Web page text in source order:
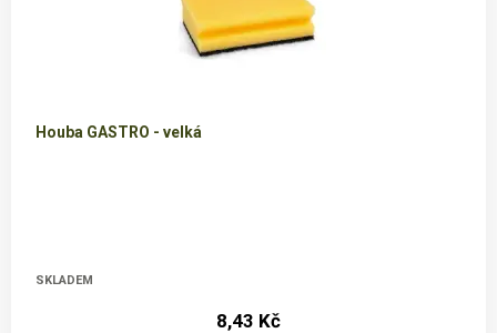
Houba GASTRO - velká
SKLADEM
8,43 Kč